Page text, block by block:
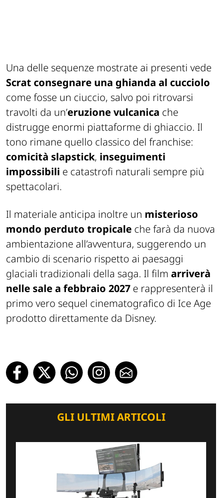
Una delle sequenze mostrate ai presenti vede
Scrat consegnare una ghianda al cucciolo
come fosse un ciuccio, salvo poi ritrovarsi
travolti da un’eruzione vulcanica che
distrugge enormi piattaforme di ghiaccio. Il
tono rimane quello classico del franchise:
comicità slapstick, inseguimenti
impossibili e catastrofi naturali sempre più
spettacolari.
Il materiale anticipa inoltre un misterioso
mondo perduto tropicale che farà da nuova
ambientazione all’avventura, suggerendo un
cambio di scenario rispetto ai paesaggi
glaciali tradizionali della saga. Il film arriverà
nelle sale a febbraio 2027 e rappresenterà il
primo vero sequel cinematografico di Ice Age
prodotto direttamente da Disney.
GLI ULTIMI ARTICOLI